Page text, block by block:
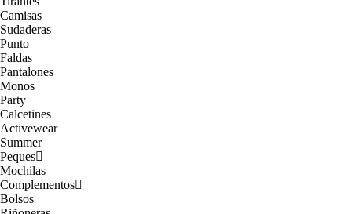
Camisas
Sudaderas
Punto
Faldas
Pantalones
Monos
Party
Calcetines
Activewear
Summer
Peques
Mochilas
Complementos
Bolsos